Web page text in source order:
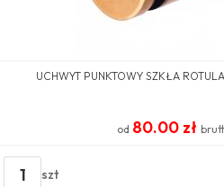
UCHWYT PUNKTOWY SZKŁA
od 80.00 zł
1 szt